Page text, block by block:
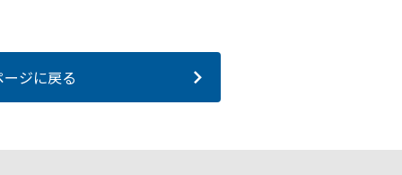
ージに戻る